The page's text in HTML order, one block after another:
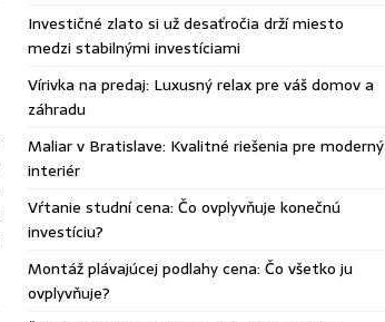
Investičné zlato si už desaťročia drží miesto
medzi stabilnými investíciami
Vírivka na predaj: Luxusný relax pre váš domov a
záhradu
Maliar v Bratislave: Kvalitné riešenia pre moderný
interiér
Vŕtanie studní cena: Čo ovplyvňuje konečnú
investíciu?
Montáž plávajúcej podlahy cena: Čo všetko ju
ovplyvňuje?